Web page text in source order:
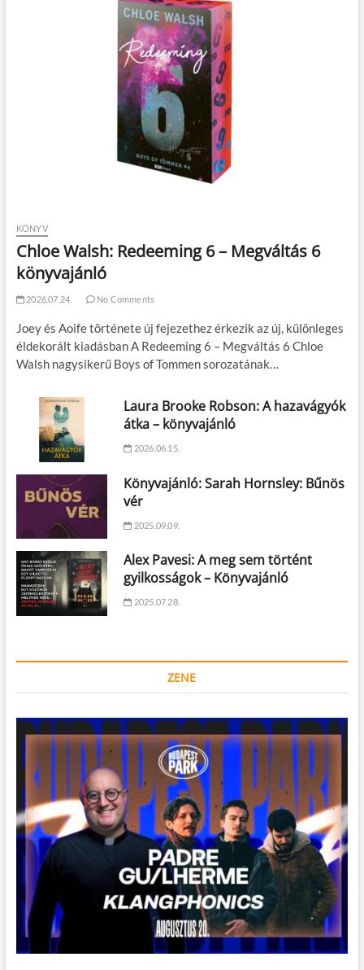
KÖNYV
Chloe Walsh: Redeeming 6 – Megváltás 6
könyvajánló
2026.07.24. No Comments
Joey és Aoife története új fejezethez érkezik az új, különleges
éldekorált kiadásban A Redeeming 6 – Megváltás 6 Chloe
Walsh nagysikerű Boys of Tommen sorozatának…
Laura Brooke Robson: A hazavágyók
átka – könyvajánló
2026.06.15.
Könyvajánló: Sarah Hornsley: Bűnös
vér
2025.09.09.
Alex Pavesi: A meg sem történt
gyilkosságok – Könyvajánló
2025.07.28.
ZENE